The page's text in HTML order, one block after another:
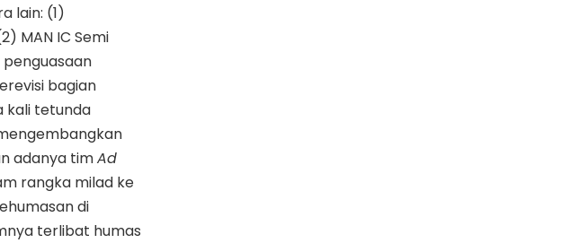
lain: (1)
MAN IC Semi
penguasaan
bagian
kali tetunda
adanya timAd
rangka milad ke
di
terlibat humas